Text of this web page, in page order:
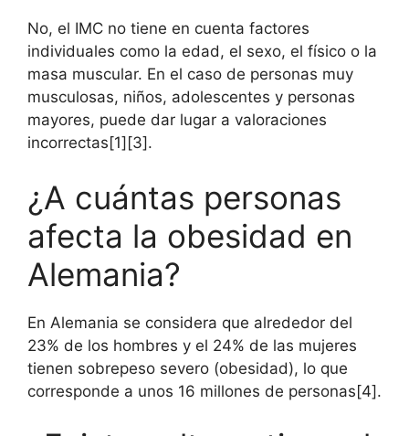
No, el IMC no tiene en cuenta factores
individuales como la edad, el sexo, el físico o la
masa muscular. En el caso de personas muy
musculosas, niños, adolescentes y personas
mayores, puede dar lugar a valoraciones
incorrectas[1][3].
¿A cuántas personas
afecta la obesidad en
Alemania?
En Alemania se considera que alrededor del
23% de los hombres y el 24% de las mujeres
tienen sobrepeso severo (obesidad), lo que
corresponde a unos 16 millones de personas[4].